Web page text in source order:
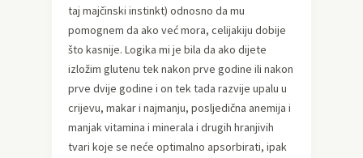
taj majčinski instinkt) odnosno da mu
pomognem da ako već mora, celijakiju dobije
što kasnije. Logika mi je bila da ako dijete
izložim glutenu tek nakon prve godine ili nakon
prve dvije godine i on tek tada razvije upalu u
crijevu, makar i najmanju, posljedična anemija i
manjak vitamina i minerala i drugih hranjivih
tvari koje se neće optimalno apsorbirati, ipak